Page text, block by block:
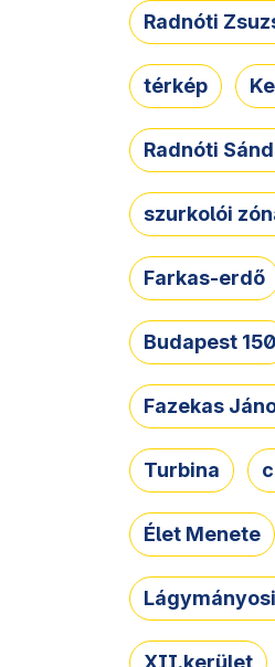
Radnóti
térkép
Radnóti
szurkolói
Farkas-erdő
Budapest 150
Fazekas
Turbina
Élet Menete
XII.kerület